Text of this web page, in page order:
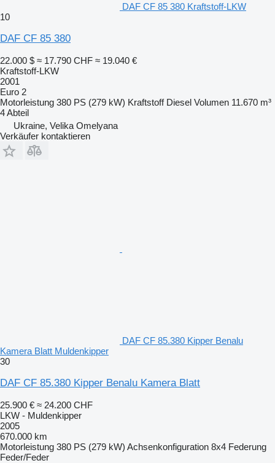
DAF CF 85 380 Kraftstoff-LKW
10
DAF CF 85 380
22.000 $ ≈ 17.790 CHF ≈ 19.040 €
Kraftstoff-LKW
2001
Euro 2
Motorleistung 380 PS (279 kW) Kraftstoff Diesel Volumen 11.670 m³
4 Abteil
Ukraine, Velika Omelyana
Verkäufer kontaktieren
DAF CF 85.380 Kipper Benalu
Kamera Blatt Muldenkipper
30
DAF CF 85.380 Kipper Benalu Kamera Blatt
25.900 € ≈ 24.200 CHF
LKW - Muldenkipper
2005
670.000 km
Motorleistung 380 PS (279 kW) Achsenkonfiguration 8x4 Federung
Feder/Feder